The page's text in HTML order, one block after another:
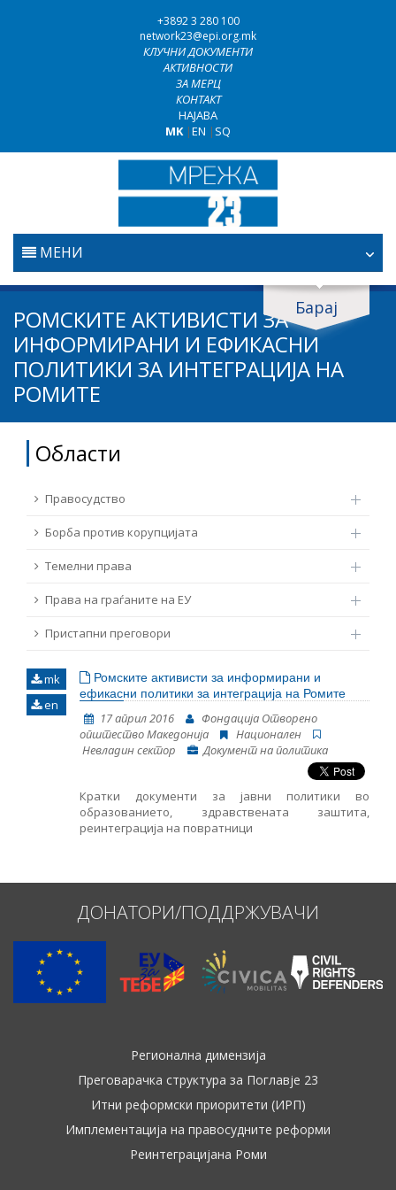
+3892 3 280 100
network23@epi.org.mk
КЛУЧНИ ДОКУМЕНТИ
АКТИВНОСТИ
ЗА МЕРЦ
КОНТАКТ
НАЈАВА
MK|EN | SQ
МЕНИ
ПОЧЕТНА
ПРАВОСУДСТВО
БОРБА ПРОТИВ КОРУПЦИЈАТА
ТЕМЕЛНИ ПРАВА
ПРАВА НА ГРАЃАНИТЕ НА ЕУ
ПРИСТАПНИ ПРЕГОВОРИ
Барај
Барај документи
Барај
Област / подрачје
Извор
Под-извор
Таг
Датум на објавување
Име, опис или клучен збор
РОМСКИТЕ АКТИВИСТИ ЗА
ИНФОРМИРАНИ И ЕФИКАСНИ
ПОЛИТИКИ ЗА ИНТЕГРАЦИЈА НА
РОМИТЕ
Области
Правосудство
Борба против корупцијата
Темелни права
Права на граѓаните на ЕУ
Пристапни преговори
mk
en
Ромските активисти за информирани и
ефикасни политики за интеграција на Ромите
17 април 2016
Фондација Отворено
општество Македонија
Национален
Невладин сектор
Документ на политика
Кратки документи за јавни политики во
образованието, здравствената заштита,
реинтеграција на повратници
ДОНАТОРИ/ПОДДРЖУВАЧИ
Регионална димензија
Преговарачка структура за Поглавје 23
Итни реформски приоритети (ИРП)
Имплементација на правосудните реформи
Реинтеграцијана Роми